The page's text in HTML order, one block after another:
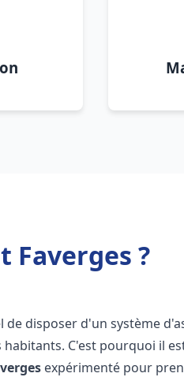
Faverges ?
de disposer d'un système
C'est pourquoi il
expérimenté pour